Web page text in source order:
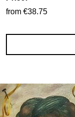
from €38.75